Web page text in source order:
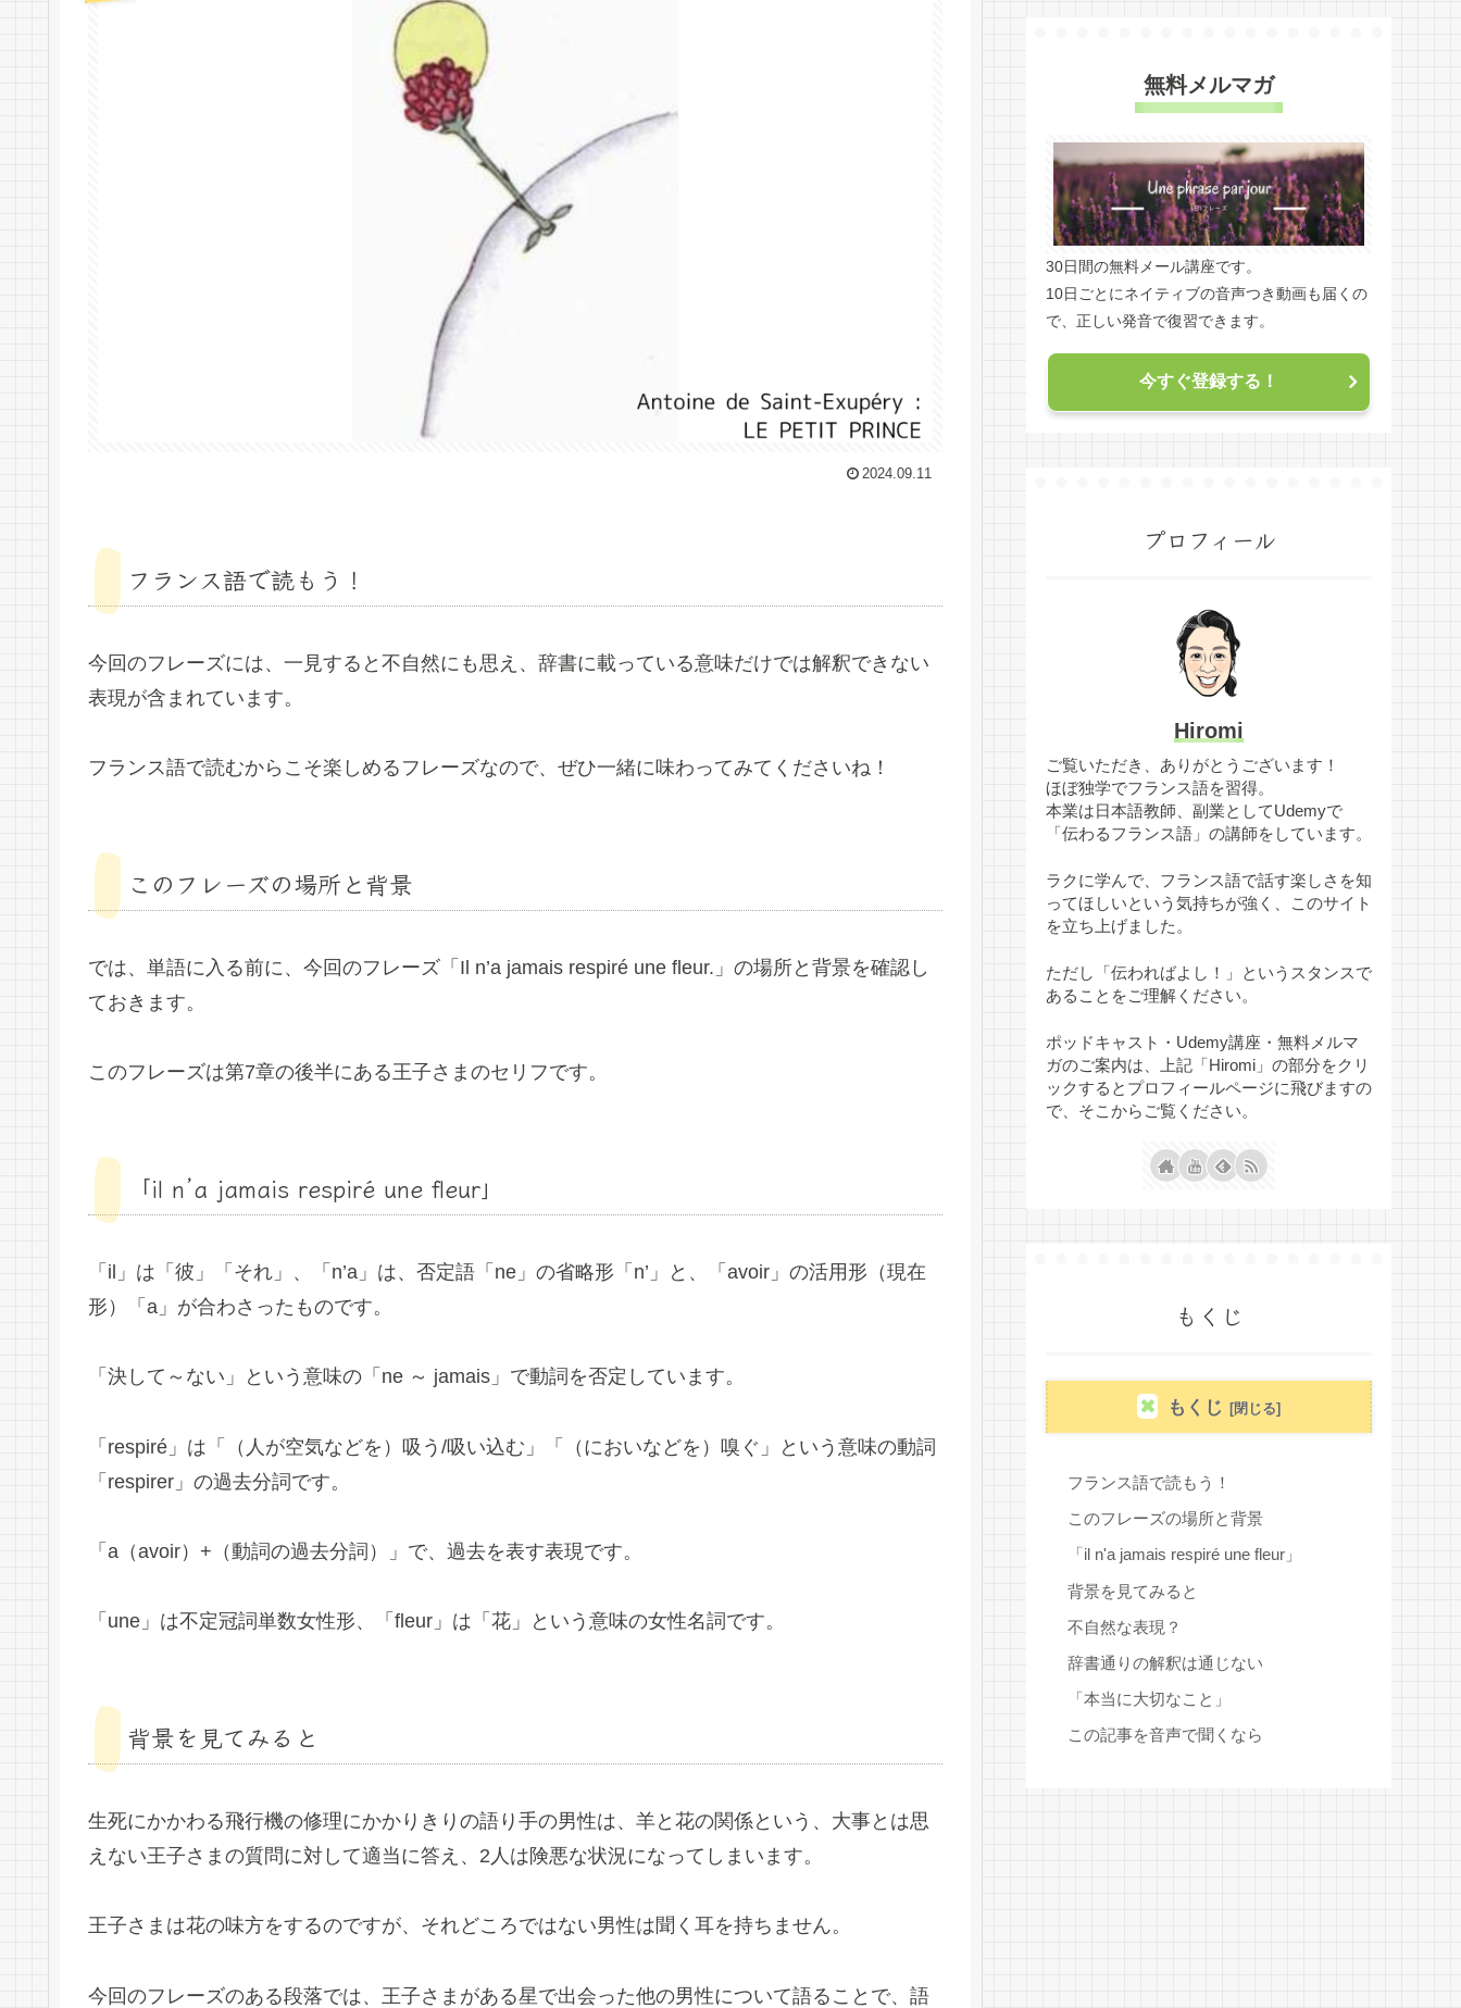
2024.09.11
フランス語で読もう！
今回のフレーズには、一見すると不自然にも思え、辞書に載っている意味だけでは解釈できない
表現が含まれています。
フランス語で読むからこそ楽しめるフレーズなので、ぜひ一緒に味わってみてくださいね！
このフレーズの場所と背景
では、単語に入る前に、今回のフレーズ「Il n’a jamais respiré une fleur.」の場所と背景を確認し
ておきます。
このフレーズは第7章の後半にある王子さまのセリフです。
「il n’a jamais respiré une fleur」
「il」は「彼」「それ」、「n’a」は、否定語「ne」の省略形「n’」と、「avoir」の活用形（現在
形）「a」が合わさったものです。
「決して～ない」という意味の「ne ～ jamais」で動詞を否定しています。
「respiré」は「（人が空気などを）吸う/吸い込む」「（においなどを）嗅ぐ」という意味の動詞
「respirer」の過去分詞です。
「a（avoir）+（動詞の過去分詞）」で、過去を表す表現です。
「une」は不定冠詞単数女性形、「fleur」は「花」という意味の女性名詞です。
背景を見てみると
生死にかかわる飛行機の修理にかかりきりの語り手の男性は、羊と花の関係という、大事とは思
えない王子さまの質問に対して適当に答え、2人は険悪な状況になってしまいます。
王子さまは花の味方をするのですが、それどころではない男性は聞く耳を持ちません。
今回のフレーズのある段落では、王子さまがある星で出会った他の男性について語ることで、語
無料メルマガ
30日間の無料メール講座です。
10日ごとにネイティブの音声つき動画も届くの
で、正しい発音で復習できます。
今すぐ登録する！
プロフィール
Hiromi
ご覧いただき、ありがとうございます！
ほぼ独学でフランス語を習得。
本業は日本語教師、副業としてUdemyで
「伝わるフランス語」の講師をしています。
ラクに学んで、フランス語で話す楽しさを知
ってほしいという気持ちが強く、このサイト
を立ち上げました。
ただし「伝わればよし！」というスタンスで
あることをご理解ください。
ポッドキャスト・Udemy講座・無料メルマ
ガのご案内は、上記「Hiromi」の部分をクリ
ックするとプロフィールページに飛びますの
で、そこからご覧ください。
もくじ
もくじ
フランス語で読もう！
このフレーズの場所と背景
「il n'a jamais respiré une fleur」
背景を見てみると
不自然な表現？
辞書通りの解釈は通じない
「本当に大切なこと」
この記事を音声で聞くなら